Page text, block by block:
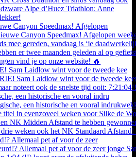
Canyon Speedmax! Afgelopen
Sam Laidlow wint voor de tweede kee
een historische en vooral indru
Allemaal pet af voor de zeer